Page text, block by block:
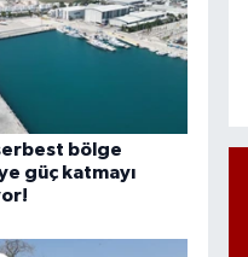
bölge
güç katmayı